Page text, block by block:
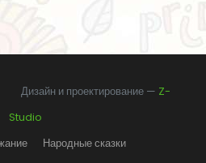
и проектирование — Z-
Studio
Народные сказки